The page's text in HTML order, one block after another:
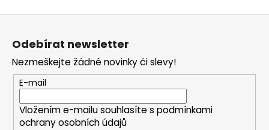
Z
Odebírat newsletter
Nezmeškejte žádné novinky či slevy!
E-mail
Vložením e-mailu souhlasíte s podmínkami
ochrany osobních údajů